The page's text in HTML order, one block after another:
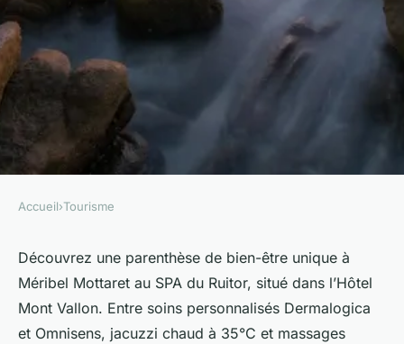
Venez découvrir le spa
relaxant de l'hôtel mont vallon
à méribel mottaret
Accueil›Tourisme
Découvrez une parenthèse de bien-être unique à
Méribel Mottaret au SPA du Ruitor, situé dans l’Hôtel
Mont Vallon. Entre soins personnalisés Dermalogica
et Omnisens, jacuzzi chaud à 35°C et massages